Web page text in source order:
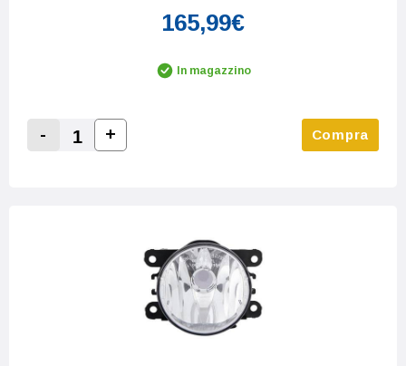
165,99€
In magazzino
Decrease Quantity:
-
Increase Quantity:
+ Compra